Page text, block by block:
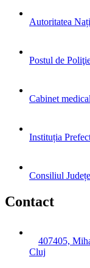
Autoritatea
Postul de
Cabinet
Instituția
Consiliul
Contact
407405,
Cluj